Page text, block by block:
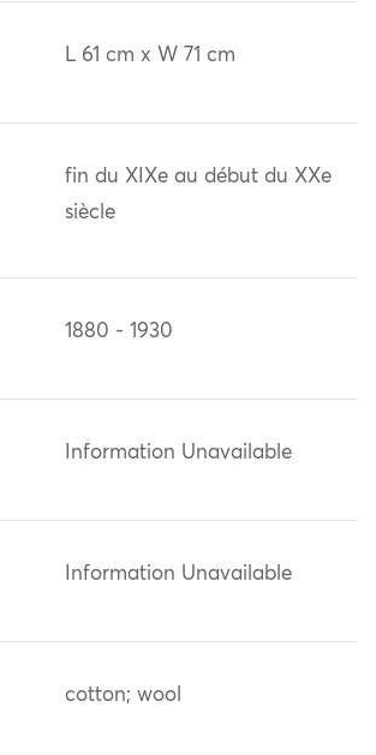
L 61 cm x W 71 cm
fin du XIXe au début du XXe
siècle
1880 - 1930
Information Unavailable
Information Unavailable
cotton; wool